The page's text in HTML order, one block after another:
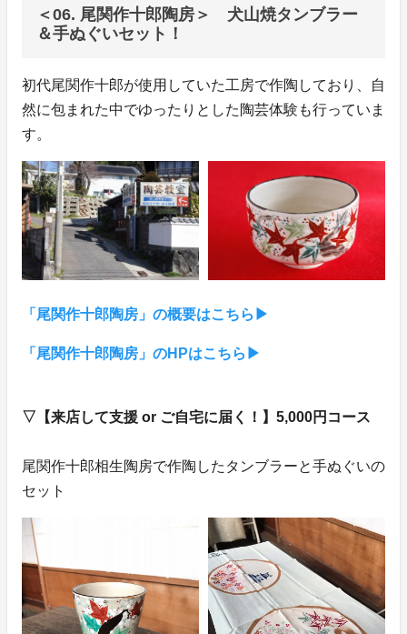
＜06. 尾関作十郎陶房＞ 犬山焼タンブラー
＆手ぬぐいセット！
初代尾関作十郎が使用していた工房で作陶しており、自
然に包まれた中でゆったりとした陶芸体験も行っていま
す。
「尾関作十郎陶房」の概要はこちら▶︎
「尾関作十郎陶房」のHPはこちら▶︎
▽【来店して支援 or ご自宅に届く！】5,000円コース
尾関作十郎相生陶房で作陶したタンブラーと手ぬぐいの
セット